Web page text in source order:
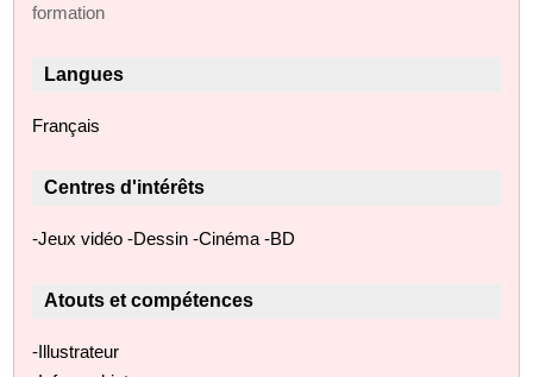
formation
Langues
Français
Centres d'intérêts
-Jeux vidéo -Dessin -Cinéma -BD
Atouts et compétences
-Illustrateur